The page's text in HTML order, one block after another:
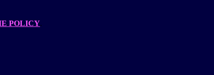
POLICY.